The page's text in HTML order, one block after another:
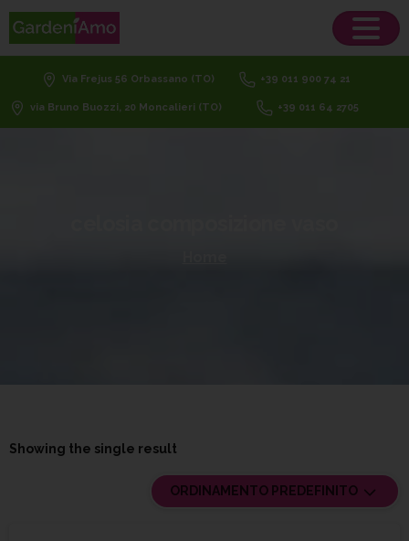
Via Frejus 56 Orbassano (TO) +39 011 900 74 21
via Bruno Buozzi, 20 Moncalieri (TO) +39 011 64 2705
Showing the single result
ORDINAMENTO PREDEFINITO